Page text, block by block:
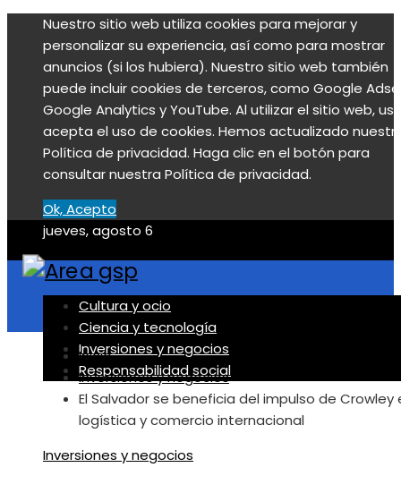
Nuestro sitio web utiliza cookies para mejorar y
personalizar su experiencia, así como para mostrar
anuncios (si los hubiera). Nuestro sitio web también
puede incluir cookies de terceros, como Google
Google Analytics y YouTube. Al utilizar el sitio web,
acepta el uso de cookies. Hemos actualizado
Política de privacidad. Haga clic en el botón para
consultar nuestra Política de privacidad.
Ok, Acepto
jueves, agosto 6
Cultura y ocio
Ciencia y tecnología
Inversiones y negocios
Responsabilidad social
Inicio
Inversiones y negocios
El Salvador se beneficia del impulso de Crowley
logística y comercio internacional
Inversiones y negocios